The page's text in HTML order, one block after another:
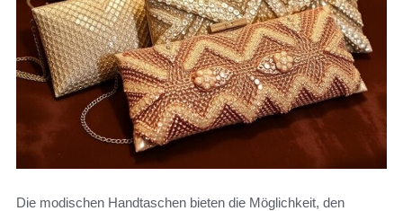
Die modischen Handtaschen bieten die Möglichkeit, den